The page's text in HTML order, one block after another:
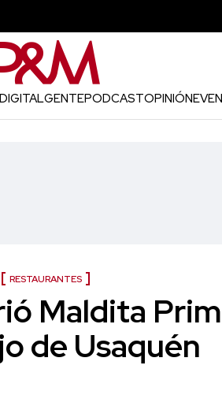
DIGITALGENTEPODCASTOPINIÓN
RESTAURANTES
Maldita
de Usaquén